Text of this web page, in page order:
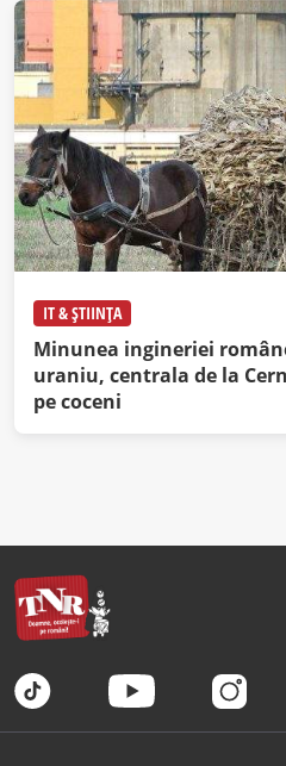
IT & ȘTIINȚA
Minunea ingineriei
uraniu, centrala de la
pe coceni